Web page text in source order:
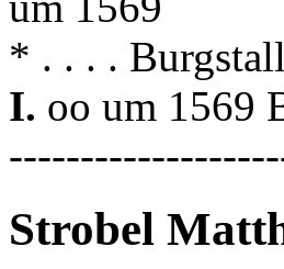
* . . . .
I. oo um 1569
Strobel